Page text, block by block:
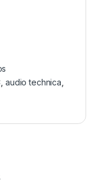
audio technica